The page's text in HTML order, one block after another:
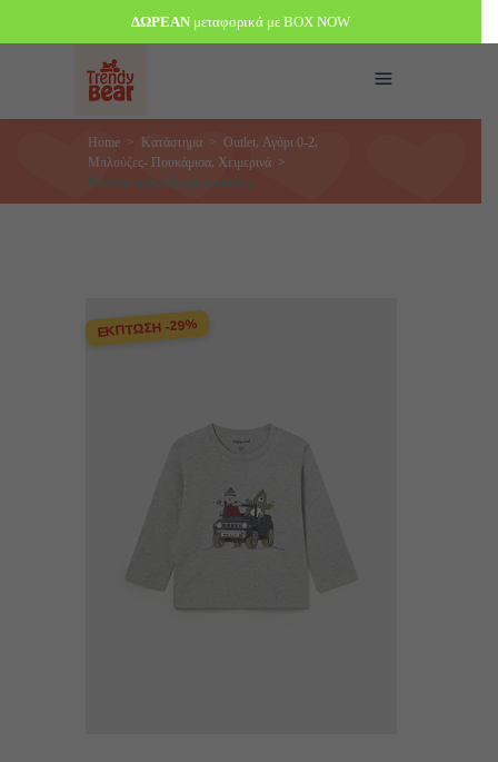
Home> Κατάστημα> Outlet, Αγόρι 0-2,
Μπλούζες- Πουκάμισα, Χειμερινά>
Mayoral μπλούζα μακρυμάνικη
ΕΚΠΤΩΣΗ -29%
ΔΩΡΕΑΝ μεταφορικά με BOX NOW